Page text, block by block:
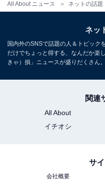
All About ニュース ネットの話題
ネッ
国内外のSNSで話題の人＆トピック
だけでちょっと得する、なんだか楽
きゃ）損」ニュースが盛りだくさん。
関連
All About
イチオシ
サ
会社概要